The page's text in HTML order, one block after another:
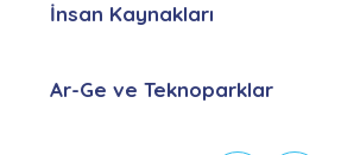
İnsan Kaynakları
Ar-Ge ve Teknoparklar